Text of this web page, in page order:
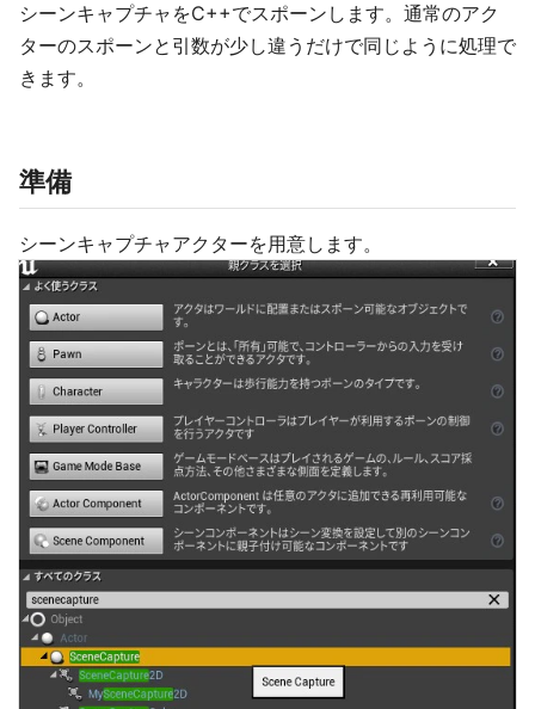
シーンキャプチャをC++でスポーンします。通常のアク
ターのスポーンと引数が少し違うだけで同じように処理で
きます。
準備
シーンキャプチャアクターを用意します。